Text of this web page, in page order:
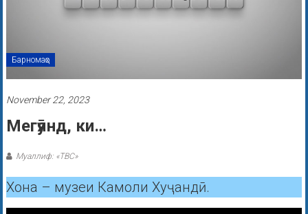
Барномаҳо
November 22, 2023
Мегӯянд, ки…
Муаллиф: «ТВС»
Хона – музеи Камоли Хуҷандӣ.